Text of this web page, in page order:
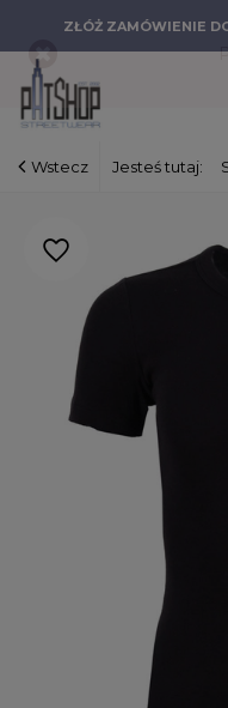
ZŁÓŻ ZAMÓWIENIE
Wstecz Jesteś tutaj: